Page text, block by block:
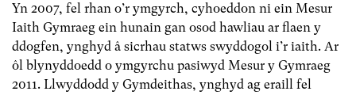
Yn 2007, fel rhan o’r ymgyrch, cyhoeddon ni ein Mesur
Iaith Gymraeg ein hunain gan osod hawliau ar flaen y
ddogfen, ynghyd â sicrhau statws swyddogol i’r iaith. Ar
ôl blynyddoedd o ymgyrchu pasiwyd Mesur y Gymraeg
2011. Llwyddodd y Gymdeithas, ynghyd ag eraill fel